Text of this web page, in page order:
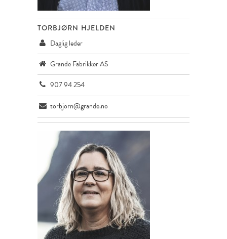
TORBJØRN HJELDEN
Daglig leder
Grande Fabrikker AS
907 94 254
torbjorn@grande.no